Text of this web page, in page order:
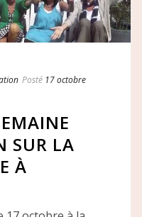
Posté 17 octobre
SUR LA
À